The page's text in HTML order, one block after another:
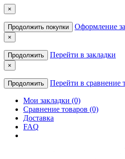
×
Продолжить покупки Оформление
×
Продолжить Перейти в закладки
×
Продолжить Перейти в сравнение
Мои закладки (0)
Сравнение товаров (0)
Доставка
FAQ